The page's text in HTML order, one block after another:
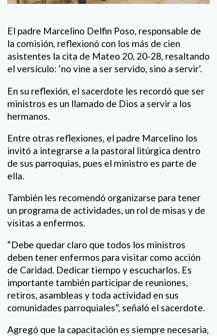
El padre Marcelino Delfin Poso, responsable de
la comisión, reflexionó con los más de cien
asistentes la cita de Mateo 20, 20-28, resaltando
el versículo: ‘no vine a ser servido, sino a servir’.
En su reflexión, el sacerdote les recordó que ser
ministros es un llamado de Dios a servir a los
hermanos.
Entre otras reflexiones, el padre Marcelino los
invitó a integrarse a la pastoral litúrgica dentro
de sus parroquias, pues el ministro es parte de
ella.
También les recomendó organizarse para tener
un programa de actividades, un rol de misas y de
visitas a enfermos.
“Debe quedar claro que todos los ministros
deben tener enfermos para visitar como acción
de Caridad. Dedicar tiempo y escucharlos. Es
importante también participar de reuniones,
retiros, asambleas y toda actividad en sus
comunidades parroquiales”, señaló el sacerdote.
Agregó que la capacitación es siempre necesaria,